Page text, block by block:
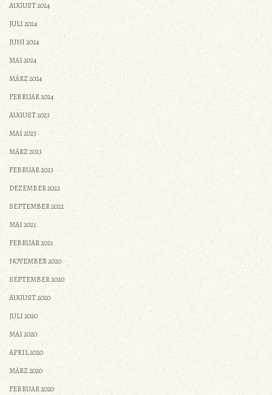
AUGUST 2024
JULI 2024
JUNI 2024
MAI 2024
MÄRZ 2024
FEBRUAR 2024
AUGUST 2023
MAI 2023
MÄRZ 2023
FEBRUAR 2023
DEZEMBER 2022
SEPTEMBER 2022
MAI 2021
FEBRUAR 2021
NOVEMBER 2020
SEPTEMBER 2020
AUGUST 2020
JULI 2020
MAI 2020
APRIL 2020
MÄRZ 2020
FEBRUAR 2020